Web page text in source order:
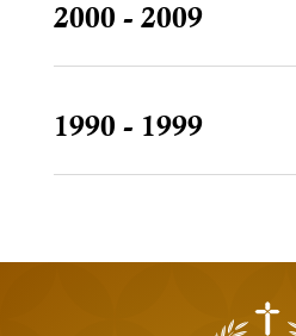
2000 - 2009
1990 - 1999